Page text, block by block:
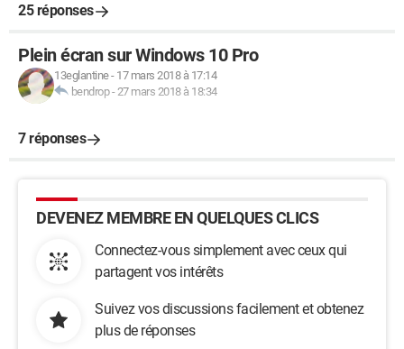
25 réponses
Plein écran sur Windows 10 Pro
13eglantine- 17 mars 2018 à 17:14
bendrop-27 mars 2018 à 18:34
7 réponses
DEVENEZ MEMBRE EN QUELQUES CLICS
Connectez-vous simplement avec ceux qui
partagent vos intérêts
Suivez vos discussions facilement et obtenez
plus de réponses